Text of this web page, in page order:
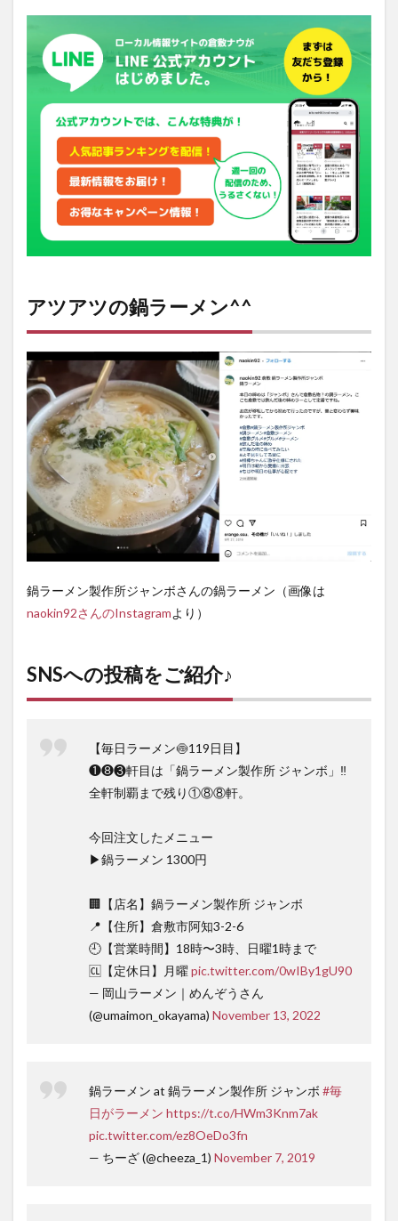
ラー
メン
^^
SNS
をご
店舗
情報
地図
アツアツの鍋ラーメン^^
鍋ラーメン製作所ジャンボさんの鍋ラーメン（画像は
naokin92さんのInstagramより）
SNSへの投稿をご紹介♪
【毎日ラーメン🍥119日目】
❶❽❸軒目は「鍋ラーメン製作所 ジャンボ」‼︎
全軒制覇まで残り①⑧⑧軒。
今回注文したメニュー
▶︎鍋ラーメン 1300円
🏢【店名】鍋ラーメン製作所 ジャンボ
📍【住所】倉敷市阿知3-2-6
🕘【営業時間】18時〜3時、日曜1時まで
🆑【定休日】月曜 pic.twitter.com/0wIBy1gU90
— 岡山ラーメン｜めんぞうさん
(@umaimon_okayama) November 13, 2022
鍋ラーメン at 鍋ラーメン製作所 ジャンボ #毎
日がラーメン https://t.co/HWm3Knm7ak
pic.twitter.com/ez8OeDo3fn
— ちーざ (@cheeza_1) November 7, 2019